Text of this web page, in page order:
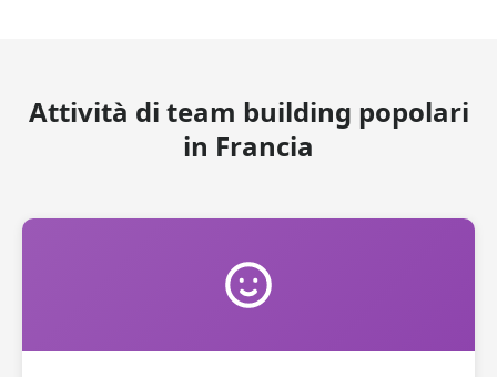
Attività di team building popolari
in Francia